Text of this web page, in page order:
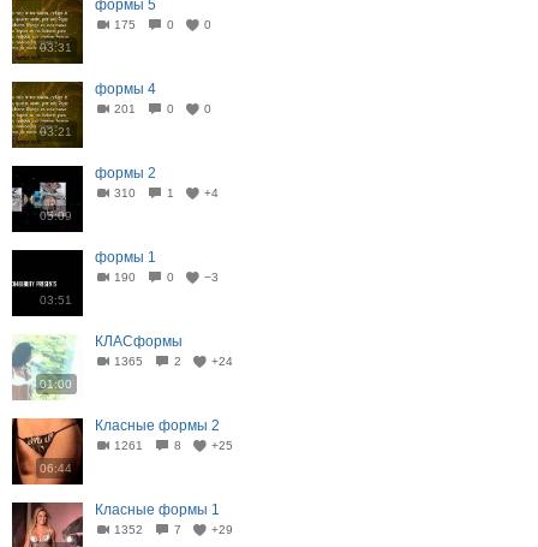
03:31
формы 5
175 0 0
03:21
формы 4
201 0 0
05:09
формы 2
310 1 +4
03:51
формы 1
190 0 −3
01:00
КЛАСформы
1365 2 +24
06:44
Класные формы 2
1261 8 +25
Класные формы 1
1352 7 +29